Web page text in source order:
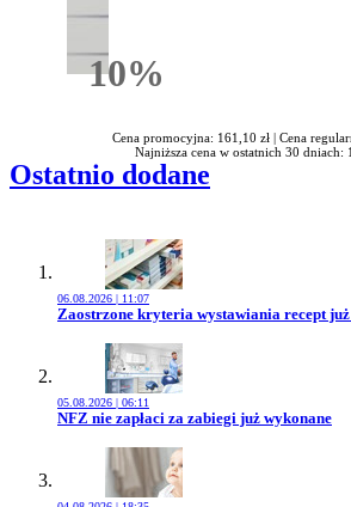
10%Rabatu
Cena promocyjna: 161,10 zł | Cena
Najniższa cena w ostatnich 30 dniach:
Ostatnio dodane
06.08.2026 | 11:07
Przejdź do artykułu:
Zaostrzone kryteria wystawiania recept
05.08.2026 | 06:11
Przejdź do artykułu:
NFZ nie zapłaci za zabiegi już wykonane